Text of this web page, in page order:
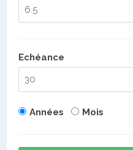
Echéance
Années Mois